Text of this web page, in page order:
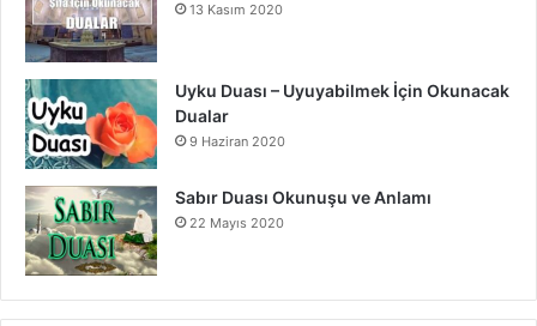
13 Kasım 2020
Uyku Duası – Uyuyabilmek İçin Okunacak
Dualar
9 Haziran 2020
Sabır Duası Okunuşu ve Anlamı
22 Mayıs 2020